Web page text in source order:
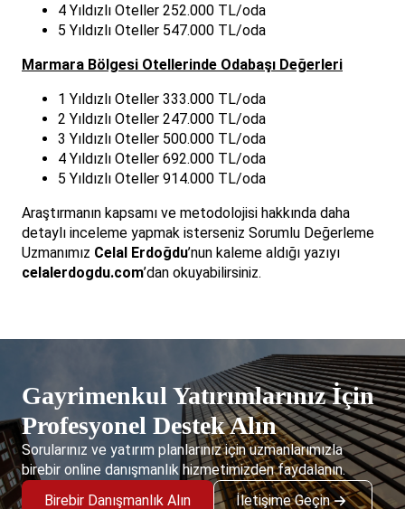
4 Yıldızlı Oteller 252.000 TL/oda
5 Yıldızlı Oteller 547.000 TL/oda
Marmara Bölgesi Otellerinde Odabaşı Değerleri
1 Yıldızlı Oteller 333.000 TL/oda
2 Yıldızlı Oteller 247.000 TL/oda
3 Yıldızlı Oteller 500.000 TL/oda
4 Yıldızlı Oteller 692.000 TL/oda
5 Yıldızlı Oteller 914.000 TL/oda
Araştırmanın kapsamı ve metodolojisi hakkında daha
detaylı inceleme yapmak isterseniz Sorumlu Değerleme
Uzmanımız Celal Erdoğdu’nun kaleme aldığı yazıyı
celalerdogdu.com’dan okuyabilirsiniz.
Gayrimenkul Yatırımlarınız İçin
Profesyonel Destek Alın
Sorularınız ve yatırım planlarınız için uzmanlarımızla
birebir online danışmanlık hizmetimizden faydalanın.
Birebir Danışmanlık Alın
İletişime Geçin